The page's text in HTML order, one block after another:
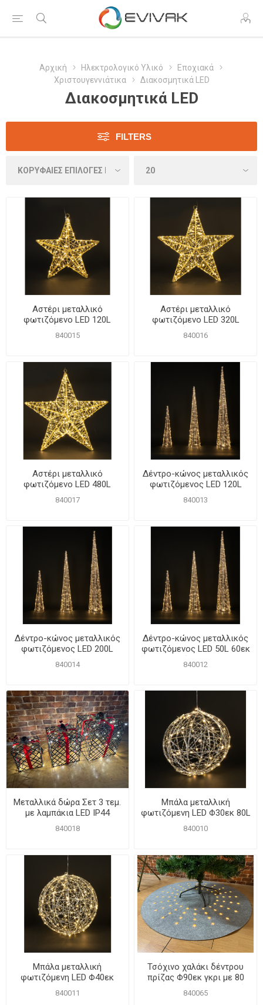
Αρχική Ηλεκτρολογικό Υλικό
Εποχιακά
Χριστουγεννιάτικα
Διακοσμητικά LED
Διακοσμητικά LED
FILTERS
Αστέρι μεταλλικό
φωτιζόμενο LED 120L
θερμό 30εκ. IP44
840015
Αστέρι μεταλλικό
φωτιζόμενο LED 320L
θερμό 40εκ. IP44
840016
Αστέρι μεταλλικό
φωτιζόμενο LED 480L
θερμό 50εκ. IP44
840017
Δέντρο-κώνος μεταλλικός
φωτιζόμενος LED 120L
90εκ Θερμό Φως IP44
840013
Δέντρο-κώνος μεταλλικός
φωτιζόμενος LED 200L
120εκ Θερμό Φως IP44
840014
Δέντρο-κώνος μεταλλικός
φωτιζόμενος LED 50L 60εκ
Θερμό Φως IP44
840012
Μεταλλικά δώρα Σετ 3 τεμ.
με λαμπάκια LED IP44
840018
Μπάλα μεταλλική
φωτιζόμενη LED Φ30εκ 80L
Θερμό Φως IP44
840010
Μπάλα μεταλλική
φωτιζόμενη LED Φ40εκ
120L Θερμό Φως IP44
840011
Τσόχινο χαλάκι δέντρου
πρίζας Φ90εκ γκρι με 80
θερμά λαμπάκια LED χωρίς
τρύπα
840065